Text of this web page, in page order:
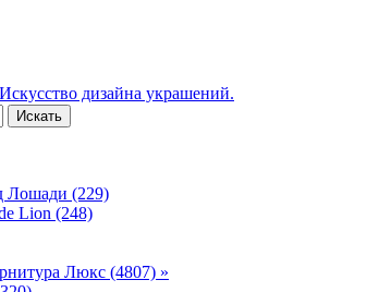
дизайна украшений.
Лошади (229)
Lion (248)
Люкс (4807) »